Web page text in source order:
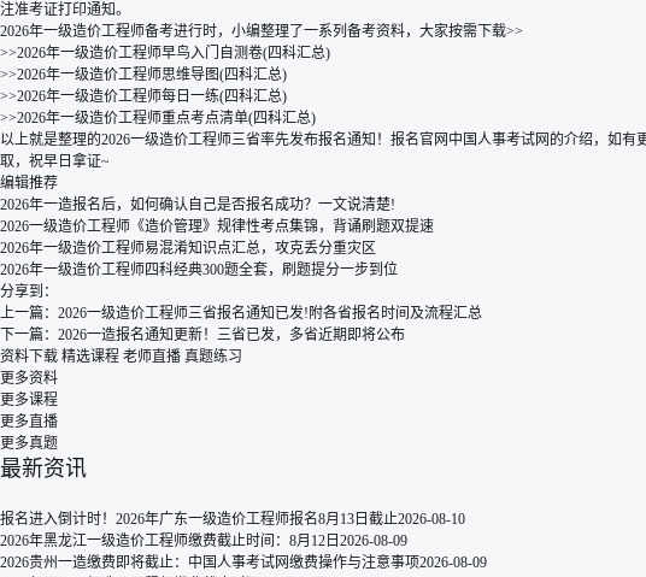
注准考证打印通知。
2026年一级造价工程师备考进行时，小编整理了一系列备考资料，大家按需下载>>
>>2026年一级造价工程师早鸟入门自测卷(四科汇总)
>>2026年一级造价工程师思维导图(四科汇总)
>>2026年一级造价工程师每日一练(四科汇总)
>>2026年一级造价工程师重点考点清单(四科汇总)
以上就是整理的2026一级造价工程师三省率先发布报名通知！报名官网中国人事考试网的介绍，如
取，祝早日拿证~
编辑推荐
2026年一造报名后，如何确认自己是否报名成功？一文说清楚!
2026一级造价工程师《造价管理》规律性考点集锦，背诵刷题双提速
2026年一级造价工程师易混淆知识点汇总，攻克丢分重灾区
2026年一级造价工程师四科经典300题全套，刷题提分一步到位
分享到：
上一篇： 2026一级造价工程师三省报名通知已发!附各省报名时间及流程汇总
下一篇： 2026一造报名通知更新！三省已发，多省近期即将公布
资料下载 精选课程 老师直播 真题练习
更多资料
更多课程
更多直播
更多真题
最新资讯
报名进入倒计时！2026年广东一级造价工程师报名8月13日截止2026-08-10
2026年黑龙江一级造价工程师缴费截止时间：8月12日 2026-08-09
2026贵州一造缴费即将截止：中国人事考试网缴费操作与注意事项2026-08-09